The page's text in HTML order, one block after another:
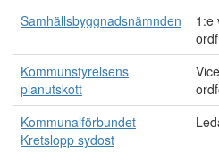
Samhällsbyggnadsnämnden
1:e
ordf
Kommunstyrelsens
planutskott
Vice
Kommunalförbundet
Kretslopp sydost